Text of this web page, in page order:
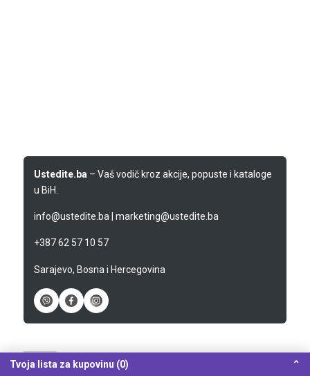
Ustedite.ba – Vaš vodič kroz akcije, popuste i kataloge
u BiH.
info@ustedite.ba marketing@ustedite.ba
+387 62 57 10 57
Sarajevo, Bosna i Hercegovina
28/11/2025
Tvoja lista za kupovinu (0) ⌃